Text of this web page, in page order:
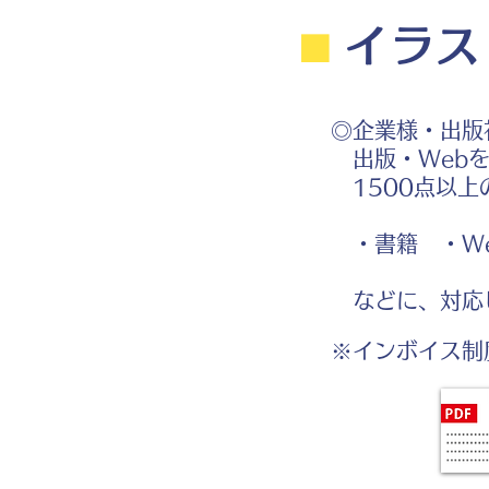
⬛︎ イラ
◎企業様・出版
出版・Webを
1500点以上
・書籍 ・
などに、対応
※インボイス制